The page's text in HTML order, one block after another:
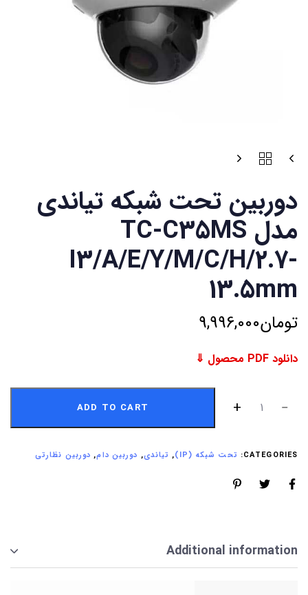
دوربین تحت شبکه تیاندی
مدل TC-C35MS
I3/A/E/Y/M/C/H/2.7-
13.5mm
تومان9,996,000
دانلود PDF محصول ⇓
ADD TO CART
CATEGORIES: تحت شبکه (IP) , تیاندی, دوربین دام, دوربین نظارتی
Additional information